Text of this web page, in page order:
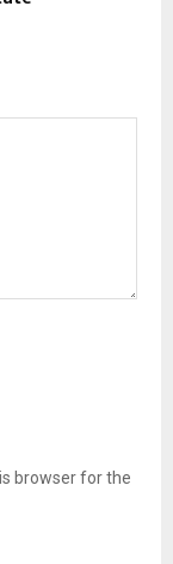
browser for the